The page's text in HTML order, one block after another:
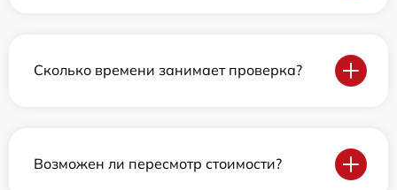
Сколько времени занимает проверка?
Возможен ли пересмотр стоимости?